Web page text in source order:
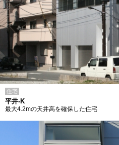
住宅
平井-K
最大4.2mの天井高を確保した住宅